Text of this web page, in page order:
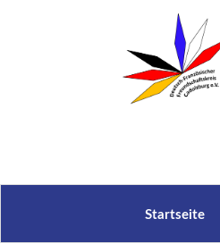
Startseite